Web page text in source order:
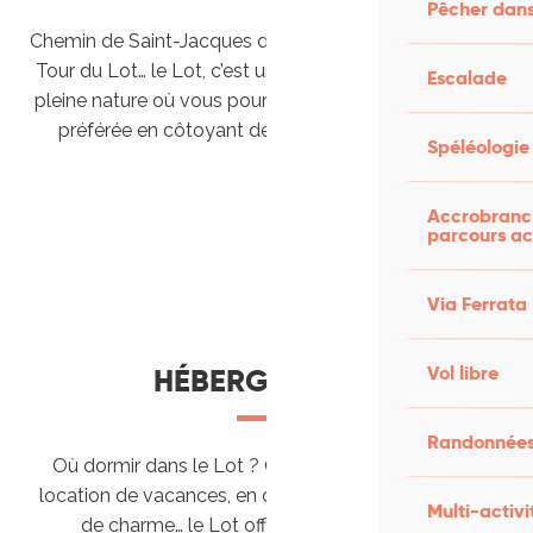
Pêcher
Escalade
Spéléologie
parcours
Via Ferrata
Vol libre
Multi-
Chemin de Saint-Jacques de Compostelle, Véloroutes,
Tour du Lot… le Lot, c’est une véritable destination de
pleine nature où vous pourrez pratiquer votre activité
préférée en côtoyant des paysages grandioses.
HÉBERGEMENTS
Où dormir dans le Lot ? Chez l’habitant, dans une
location de vacances, en camping, ou dans un hôtel
de charme… le Lot offre des hébergements